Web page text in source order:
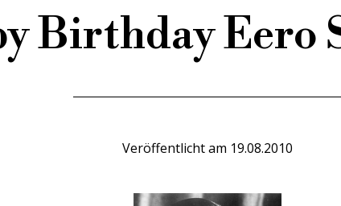
Birthday Eero
Veröffentlicht am 19.08.2010